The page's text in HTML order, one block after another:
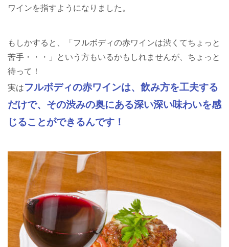
ワインを指すようになりました。
もしかすると、「フルボディの赤ワインは渋くてちょっと
苦手・・・」という方もいるかもしれませんが、ちょっと
待って！
実はフルボディの赤ワインは、飲み方を工夫する
だけで、その渋みの奥にある深い深い味わいを感
じることができるんです！